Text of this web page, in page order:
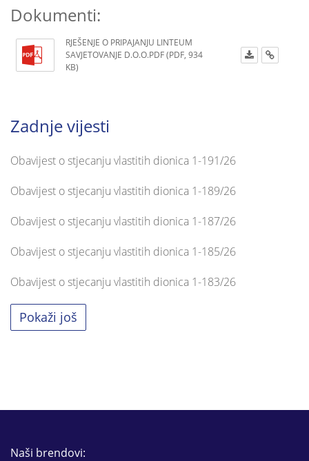
Dokumenti:
RJEŠENJE O PRIPAJANJU LINTEUM
SAVJETOVANJE D.O.O.PDF (PDF, 934
KB)
Zadnje vijesti
Obavijest o stjecanju vlastitih dionica 1-191/26
Obavijest o stjecanju vlastitih dionica 1-189/26
Obavijest o stjecanju vlastitih dionica 1-187/26
Obavijest o stjecanju vlastitih dionica 1-185/26
Obavijest o stjecanju vlastitih dionica 1-183/26
Pokaži još
Naši brendovi: